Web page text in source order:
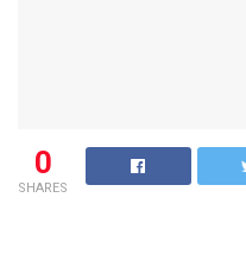
0
SHARES